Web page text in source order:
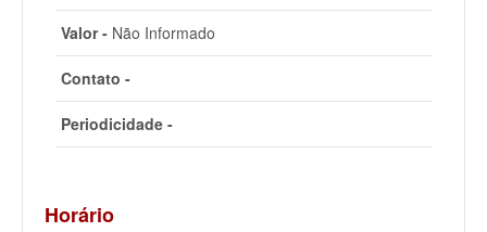
Valor - Não Informado
Contato -
Periodicidade -
Horário